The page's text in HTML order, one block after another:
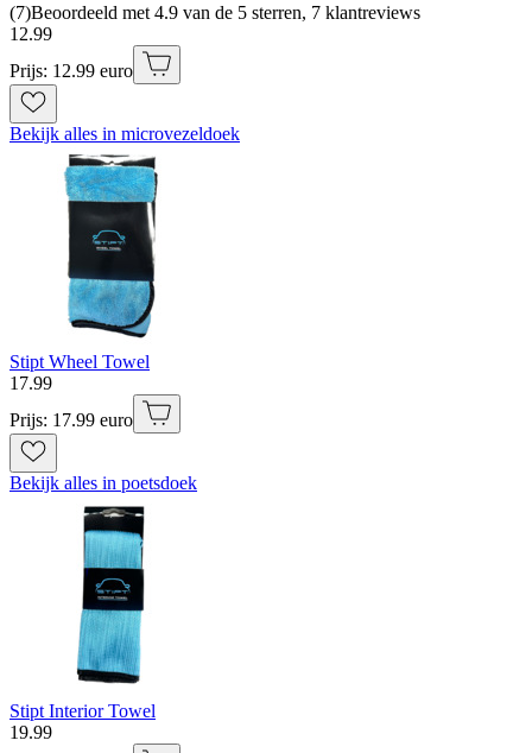
(7)Beoordeeld met 4.9 van de 5 sterren, 7 klantreviews
12.99
Prijs: 12.99 euro
Bekijk alles in microvezeldoek
Stipt Wheel Towel
17.99
Prijs: 17.99 euro
Bekijk alles in poetsdoek
Stipt Interior Towel
19.99